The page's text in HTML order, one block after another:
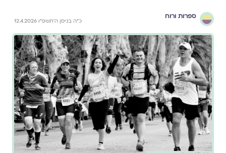
ספרות ורוח
כ״ה בניסן ה׳תשפ״ו 12.4.2026